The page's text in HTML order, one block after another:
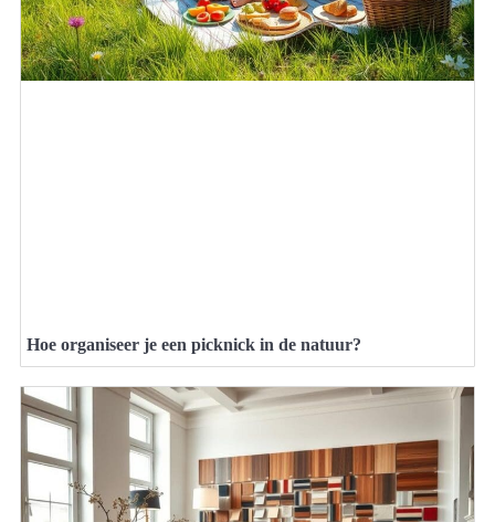
Hoe organiseer je een picknick in de natuur?